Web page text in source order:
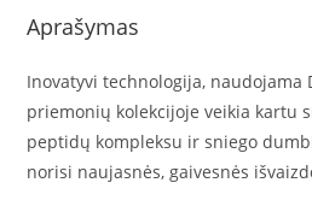
Aprašymas
Inovatyvi technologija, naudojama
priemonių kolekcijoje veikia kartu
peptidų kompleksu ir sniego
norisi naujasnės, gaivesnės